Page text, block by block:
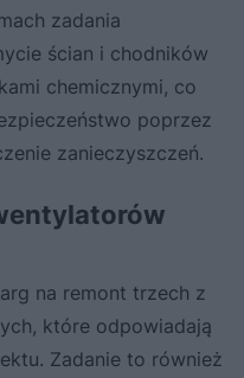
zadania
ścian i chodników
chemicznymi, co
poprzez
zanieczyszczeń.
na remont trzech z
które odpowiadają
Zadanie to również